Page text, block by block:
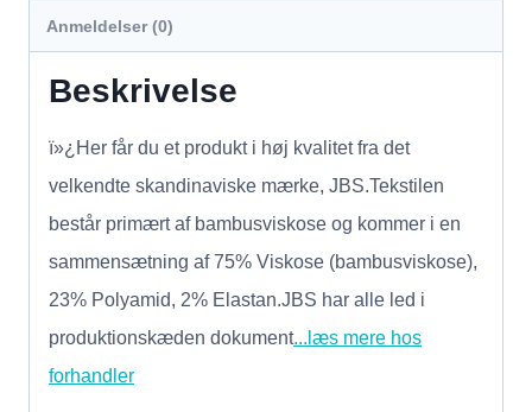
Anmeldelser (0)
Beskrivelse
ï»¿Her får du et produkt i høj kvalitet fra det
velkendte skandinaviske mærke, JBS.Tekstilen
består primært af bambusviskose og kommer i en
sammensætning af 75% Viskose (bambusviskose),
23% Polyamid, 2% Elastan.JBS har alle led i
produktionskæden dokument...læs mere hos
forhandler